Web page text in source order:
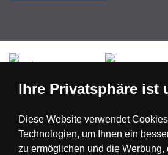
Nederland
Ihre Privatsphäre ist
Diese Website verwendet
Technologien, um Ihnen ein
zu ermöglichen und die Werbung,